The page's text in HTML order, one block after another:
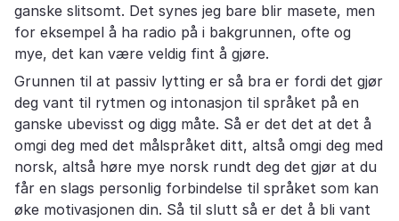
ganske slitsomt. Det synes jeg bare blir masete, men
for eksempel å ha radio på i bakgrunnen, ofte og
mye, det kan være veldig fint å gjøre.
Grunnen til at passiv lytting er så bra er fordi det gjør
deg vant til rytmen og intonasjon til språket på en
ganske ubevisst og digg måte. Så er det det at det å
omgi deg med det målspråket ditt, altså omgi deg med
norsk, altså høre mye norsk rundt deg det gjør at du
får en slags personlig forbindelse til språket som kan
øke motivasjonen din. Så til slutt så er det å bli vant